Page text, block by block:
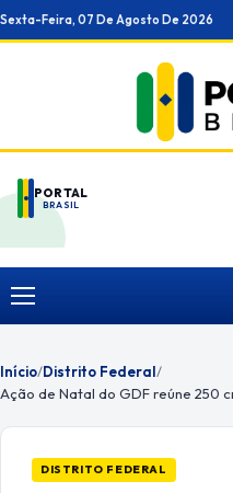
Ir
para
Sexta-Feira, 07 De Agosto De 2026
PORTAL
BRASIL
Menu
Início/Distrito Federal/
DISTRITO FEDERAL